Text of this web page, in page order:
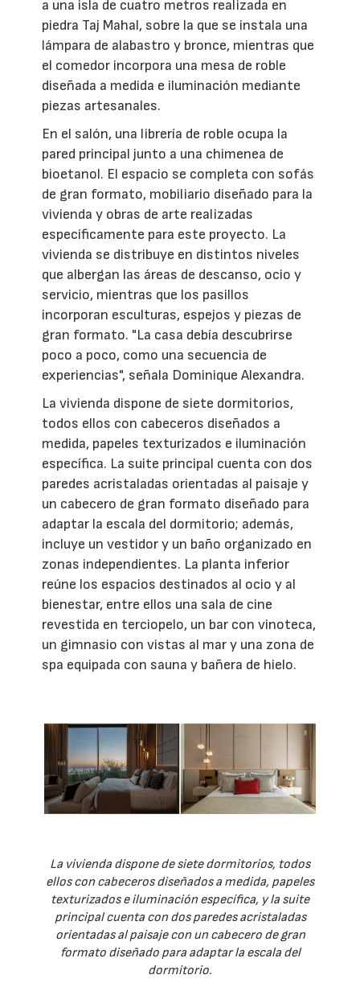
a una isla de cuatro metros realizada en
piedra Taj Mahal, sobre la que se instala una
lámpara de alabastro y bronce, mientras que
el comedor incorpora una mesa de roble
diseñada a medida e iluminación mediante
piezas artesanales.
En el salón, una librería de roble ocupa la
pared principal junto a una chimenea de
bioetanol. El espacio se completa con sofás
de gran formato, mobiliario diseñado para la
vivienda y obras de arte realizadas
específicamente para este proyecto. La
vivienda se distribuye en distintos niveles
que albergan las áreas de descanso, ocio y
servicio, mientras que los pasillos
incorporan esculturas, espejos y piezas de
gran formato. "La casa debía descubrirse
poco a poco, como una secuencia de
experiencias", señala Dominique Alexandra.
La vivienda dispone de siete dormitorios,
todos ellos con cabeceros diseñados a
medida, papeles texturizados e iluminación
específica. La suite principal cuenta con dos
paredes acristaladas orientadas al paisaje y
un cabecero de gran formato diseñado para
adaptar la escala del dormitorio; además,
incluye un vestidor y un baño organizado en
zonas independientes. La planta inferior
reúne los espacios destinados al ocio y al
bienestar, entre ellos una sala de cine
revestida en terciopelo, un bar con vinoteca,
un gimnasio con vistas al mar y una zona de
spa equipada con sauna y bañera de hielo.
La vivienda dispone de siete dormitorios, todos
ellos con cabeceros diseñados a medida, papeles
texturizados e iluminación específica, y la suite
principal cuenta con dos paredes acristaladas
orientadas al paisaje con un cabecero de gran
formato diseñado para adaptar la escala del
dormitorio.